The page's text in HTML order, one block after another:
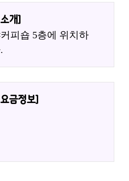
개]
피숍 5층에 위치하
금정보]